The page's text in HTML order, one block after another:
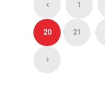
1
20 21